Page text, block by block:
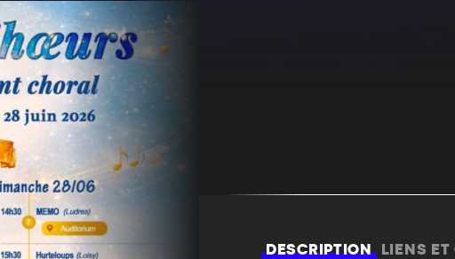
DESCRIPTION LIENS